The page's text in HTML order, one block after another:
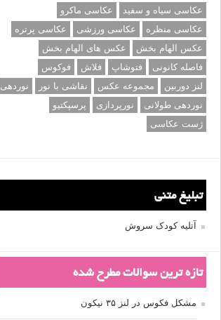
عکاسی سیاه و سفید
عکاسی ماکرو
عکاسی منظره
عکاسی ورزشی
عکاسی پرتره
عکس الهام بخش
عکس های الهام بخش
فاصله کانونی
فتوشاپ فلاش
فوکوس
لنز دوربین
مجموعه عکس نقاشی با نور
نوردهی
نوردهی طولانی
نورپردازی
پرسپکتیو
ژست عکاسی
تبلیغ متنی
آتلیه کودک سروش
تازه ترین سوالات مطرح شده
مشکل فکوس در لنز ۳۵ نیکون